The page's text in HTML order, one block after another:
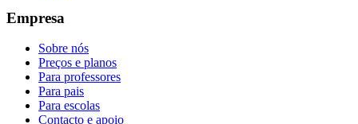
Empresa
Sobre nós
Preços e planos
Para professores
Para pais
Para escolas
Contacto e apoio